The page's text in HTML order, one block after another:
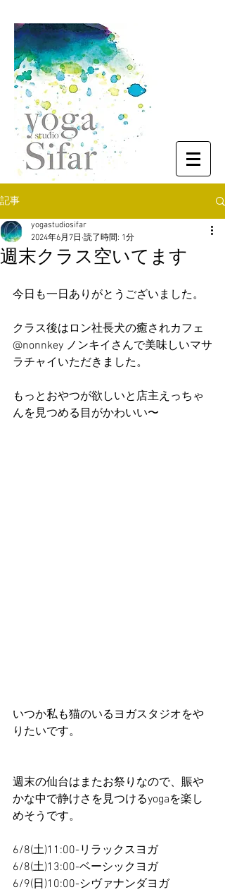
記事
週末クラス空いてます
yogastudiosifar
2024年6月7日 読了時間: 1分
今日も一日ありがとうございました。
クラス後はロン社長犬の癒されカフェ
@nonnkey ノンキイさんで美味しいマサ
ラチャイいただきました。
もっとおやつが欲しいと店主えっちゃ
んを見つめる目がかわいい〜
いつか私も猫のいるヨガスタジオをや
りたいです。
週末の仙台はまたお祭りなので、賑や
かな中で静けさを見つけるyogaを楽し
めそうです。
6/8(土)11:00-リラックスヨガ
6/8(土)13:00-ベーシックヨガ
6/9(日)10:00-シヴァナンダヨガ